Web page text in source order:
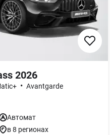
2026
• Avantgarde
Автомат
в 8 регионах